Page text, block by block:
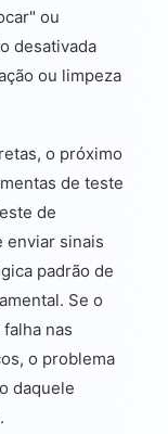
ou
desativada
ou limpeza
o próximo
de teste
de
enviar sinais
padrão de
Se o
nas
o problema
daquele